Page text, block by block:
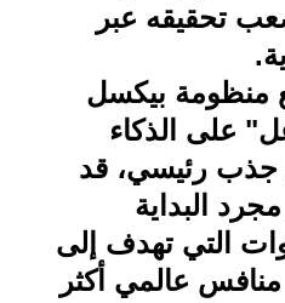
تحقيقه عبر
.
منظومة بيكسل
على الذكاء
جذب رئيسي، قد
البداية
التي تهدف إلى
عالمي أكثر